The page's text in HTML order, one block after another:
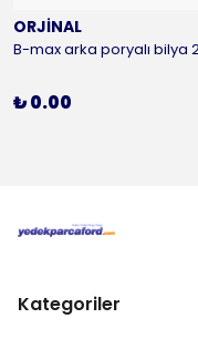
ORJİNAL
₺ 0.00
Kategoriler